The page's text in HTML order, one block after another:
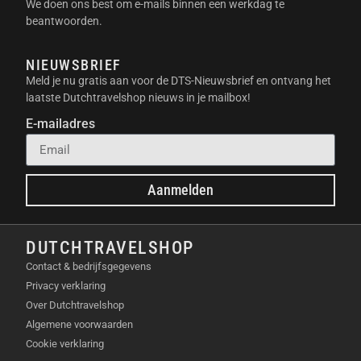
Reizen en avonturen
natuurwandelingen, zonder schokkerige
beelden.
Sport en actie: Volg snelbewegende
onderwerpen, zoals sporters of spelende
kinderen, en leg elk detail haarscherp vast.
Familie-uitjes en evenementen
dat iedereen op de foto of in de video staat.
Gebruik de afstandsbedieningsfunctie voor
van soepele AI-tracking in je favoriete apps. Je
blijft altijd perfect in beeld.
BELANGRIJKSTE
EIGENSCHAPPEN
We doen ons best om e-mails binnen een werkdag te
beantwoorden.
NIEUWSBRIEF
Meld je nu gratis aan voor de DTS-Nieuwsbrief en ontvang het
laatste Dutchtravelshop nieuws in je mailbox!
E-mailadres
Aanmelden
DUTCHTRAVELSHOP
Contact & bedrijfsgegevens
Privacy verklaring
Over Dutchtravelshop
Algemene voorwaarden
Cookie verklaring